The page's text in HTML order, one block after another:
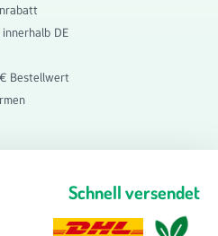
DE
Bestellwert
Schnell versendet